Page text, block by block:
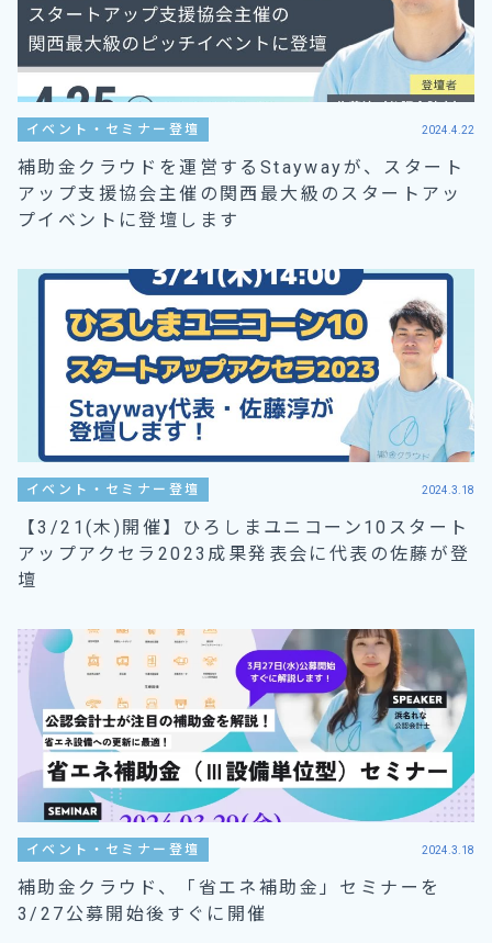
イベント・セミナー登壇 2024.4.22
補助金クラウドを運営するStaywayが、スタート
アップ支援協会主催の関西最大級のスタートアッ
プイベントに登壇します
イベント・セミナー登壇 2024.3.18
【3/21(木)開催】ひろしまユニコーン10スタート
アップアクセラ2023成果発表会に代表の佐藤が登
壇
イベント・セミナー登壇 2024.3.18
補助金クラウド、「省エネ補助金」セミナーを
3/27公募開始後すぐに開催